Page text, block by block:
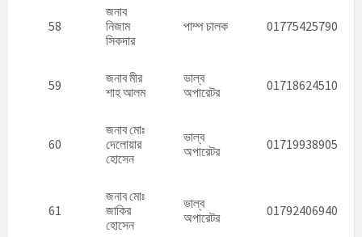
58
জনাব
নিজাম
সিকদার
পাম্প চালক 01775425790
59
জনাব মীর
শাহ আলম
ভাল্ব
অপারেটর
01718624510
60
জনাব মোঃ
দেলোয়ার
হোসেন
ভাল্ব
অপারেটর
01719938905
61
জনাব মোঃ
জাকির
হোসেন
ভাল্ব
অপারেটর
01792406940